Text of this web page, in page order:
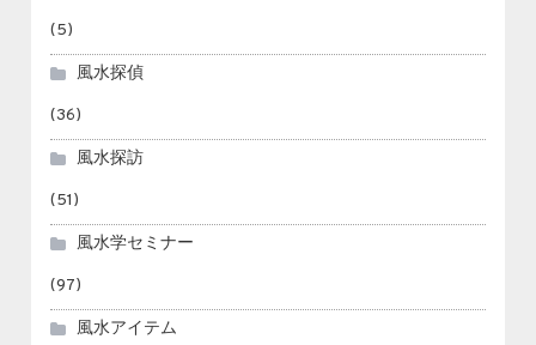
(5)
風水探偵
(36)
風水探訪
(51)
風水学セミナー
(97)
風水アイテム